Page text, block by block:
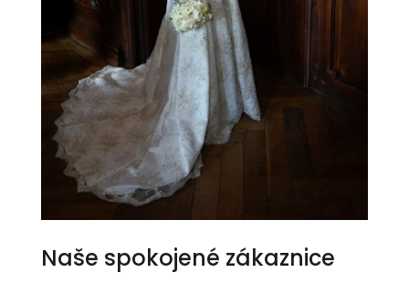
Naše spokojené zákaznice